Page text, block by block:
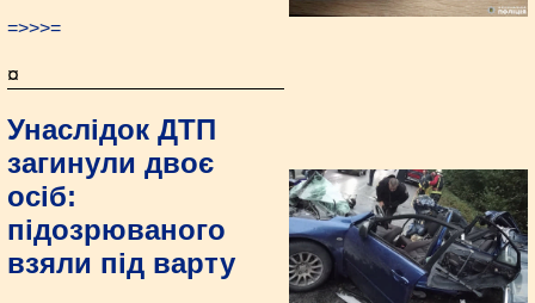
=>>>=
¤
Унаслідок ДТП
загинули двоє
осіб:
підозрюваного
взяли під варту